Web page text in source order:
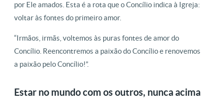
por Ele amados. Esta é a rota que o Concílio indica à Igreja:
voltar às fontes do primeiro amor.
“Irmãos, irmãs, voltemos às puras fontes de amor do
Concílio. Reencontremos a paixão do Concílio e renovemos
a paixão pelo Concílio!”.
Estar no mundo com os outros, nunca acima